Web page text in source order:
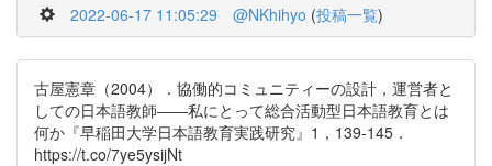
2022-06-17 11:05:29 @NKhihyo (投稿一覧)
古屋憲章（2004）．協働的コミュニティーの設計，運営者と
しての日本語教師――私にとって総合活動型日本語教育とは
何か『早稲田大学日本語教育実践研究』1，139-145．
https://t.co/7ye5ysijNt